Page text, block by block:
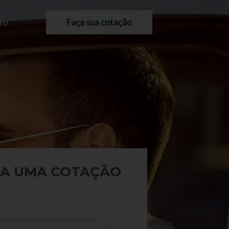
Faça sua cotação
UMA COTAÇÃO